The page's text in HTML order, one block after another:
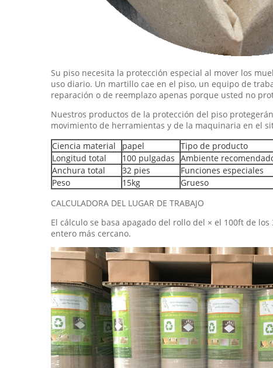
Su piso necesita la protección especial al mover los
uso diario. Un martillo cae en el piso, un equipo de
reparación o de reemplazo apenas porque usted no
Nuestros productos de la protección del piso
movimiento de herramientas y de la maquinaria en el
Ciencia material
papel Tipo de producto
Longitud total
100 pulgadas Ambiente
Anchura total
32 pies Funciones especiales
Peso
15kg Grueso
CALCULADORA DEL LUGAR DE TRABAJO
El cálculo se basa apagado del rollo del × el 100ft de
entero más cercano.